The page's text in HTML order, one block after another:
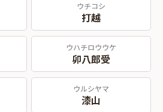
ウチコシ
打越
ウハチロウウケ
卯八郎受
ウルシヤマ
漆山